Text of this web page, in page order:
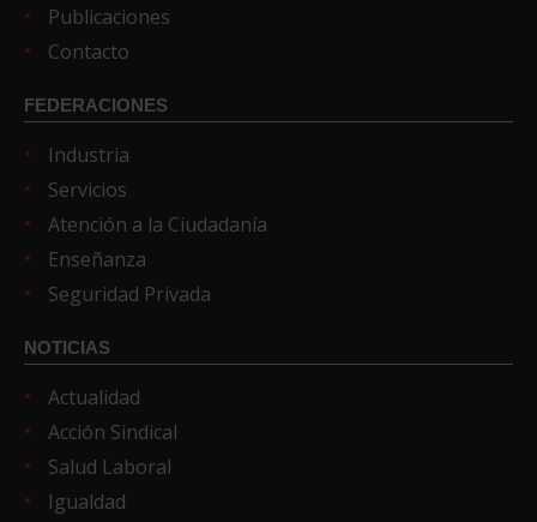
Publicaciones
Contacto
FEDERACIONES
Industria
Servicios
Atención a la Ciudadanía
Enseñanza
Seguridad Privada
NOTICIAS
Actualidad
Acción Sindical
Salud Laboral
Igualdad